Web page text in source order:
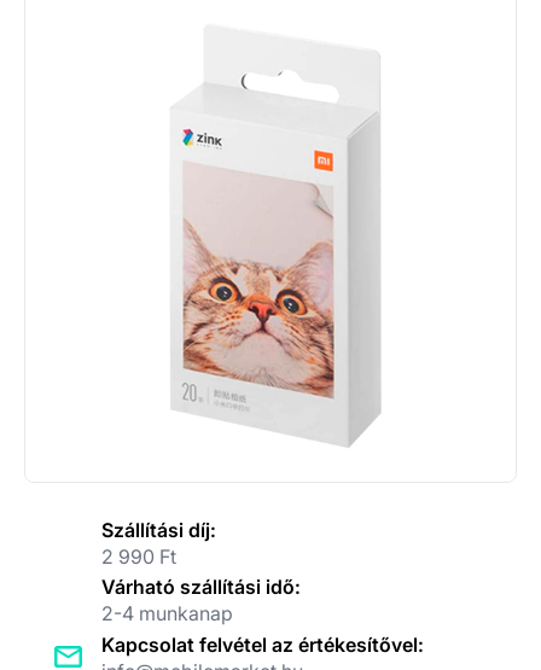
Szállítási díj:
2 990 Ft
Várható szállítási idő:
2-4 munkanap
Kapcsolat felvétel az értékesítővel: